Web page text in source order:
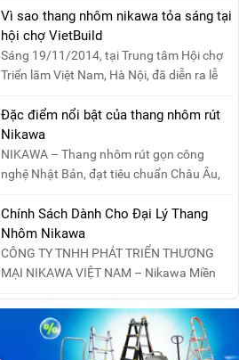
Vì sao thang nhôm nikawa tỏa sáng tại
hội chợ VietBuild
Sáng 19/11/2014, tại Trung tâm Hội chợ
Triển lãm Việt Nam, Hà Nội, đã diễn ra lễ
khai mạc “Triể....
Đặc điểm nổi bật của thang nhôm rút
Nikawa
NIKAWA – Thang nhôm rút gọn công
nghệ Nhật Bản, đạt tiêu chuẩn Châu Âu,
đảm bảo sự an toàn tuy....
Chính Sách Dành Cho Đại Lý Thang
Nhôm Nikawa
CÔNG TY TNHH PHÁT TRIỂN THƯƠNG
MẠI NIKAWA VIỆT NAM – Nikawa Miền
Bắc: Số 19, Đường Trung ....